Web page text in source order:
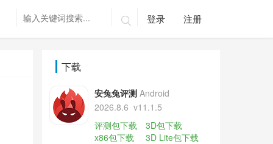
 登录 注册
下载
安兔兔评测 Android
2026.8.6 v11.1.5
评测包下载
3D包下载
x86包下载
3D Lite包下载